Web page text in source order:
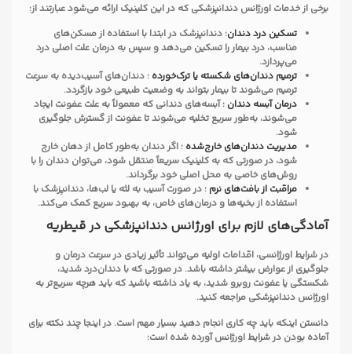
برخی از خدمات اورژانس دندانپزشکی که در این کلینیک ارائه می‌شود عبارتند از:
تسکین درد دندان: دندانپزشک در ابتدا با استفاده از مسکن‌های
مناسب، درد بیمار را تسکین می‌دهد و سپس به درمان علت اصلی درد
می‌پردازد.
ترمیم دندان‌های شکسته یا ترک‌خورده : دندان‌های آسیب‌دیده به سرعت
ترمیم می‌شوند تا بیمار بتواند به وضعیت طبیعی خود بازگردد.
درمان آبسه دندان : آبسه‌های دندانی که معمولاً به علت عفونت ایجاد
می‌شوند، به‌طور سریع تخلیه می‌شوند تا عفونت از گسترش جلوگیری
شود.
مدیریت دندان‌های خارج‌شده : اگر دندان به‌طور کامل از دهان خارج
شود، در صورتی که به کلینیک سریعاً منتقل شود، می‌توان دندان را با
روش‌های خاصی به محل اصلی خود برگرداند.
مراقبت از بافت‌های نرم : در صورت آسیب به لثه یا لب‌ها، دندانپزشک با
استفاده از بخیه‌ها و درمان‌های خاص، به بهبود سریع کمک می‌کند.
آمادگی‌های لازم برای اورژانس دندانپزشکی در قیطریه
در شرایط اورژانسی، اقدامات اولیه می‌تواند تأثیر زیادی در سرعت درمان و
جلوگیری از عوارض بیشتر داشته باشد. در صورتی که با دندان‌درد شدید،
شکستگی یا عفونت روبرو شدید، به یاد داشته باشید که باید هرچه سریع‌تر به
اورژانس دندانپزشکی مراجعه کنید.
دانستن اینکه باید چه کاری انجام دهید بسیار مهم است. در اینجا چند نکته برای
آماده بودن در شرایط اورژانس آورده شده است: